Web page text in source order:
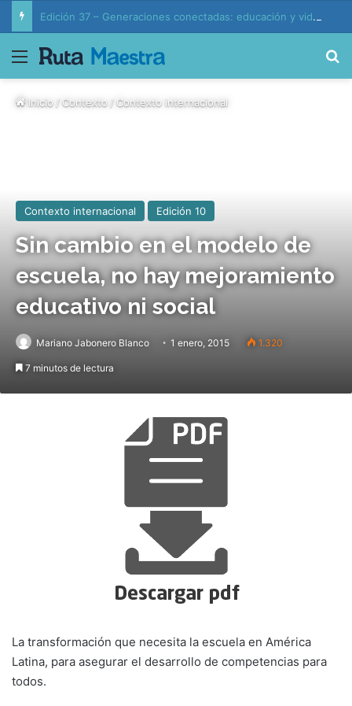
Edición 37 – Generaciones conectadas: educación y vida en la era de la IA
Menú
Inicio/Contexto/Contexto internacional
Contexto internacional Edición 10
Sin cambio en el modelo de
escuela, no hay mejoramiento
educativo ni social
Mariano Jabonero Blanco 1 enero, 2015 1.320
7 minutos de lectura
La transformación que necesita la escuela en América
Latina, para asegurar el desarrollo de competencias para
todos.